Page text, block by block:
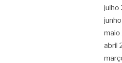
julho
abril